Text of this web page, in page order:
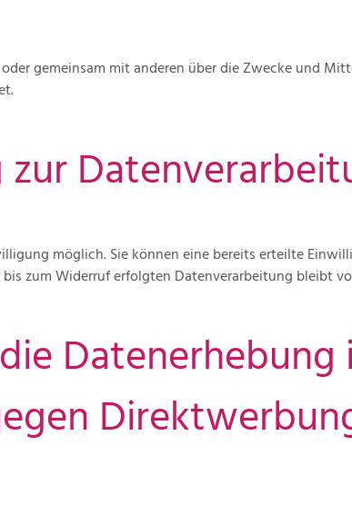
gemeinsam mit anderen über die Zwecke und
möglich. Sie können eine bereits erteilte
zum Widerruf erfolgten Datenverarbeitung bleibt
Datenerhebung